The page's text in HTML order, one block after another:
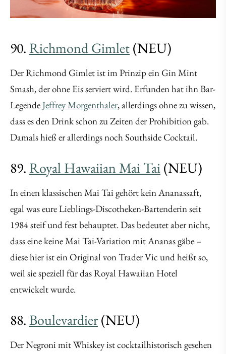
90. Richmond Gimlet(NEU)
Der Richmond Gimlet ist im Prinzip ein Gin Mint
Smash, der ohne Eis serviert wird. Erfunden hat ihn Bar-
LegendeJeffrey Morgenthaler, allerdings ohne zu wissen,
dass es den Drink schon zu Zeiten der Prohibition gab.
Damals hieß er allerdings noch Southside Cocktail.
89. Royal Hawaiian Mai Tai(NEU)
In einen klassischen Mai Tai gehört kein Ananassaft,
egal was eure Lieblings-Discotheken-Bartenderin seit
1984 steif und fest behauptet. Das bedeutet aber nicht,
dass eine keine Mai Tai-Variation mit Ananas gäbe –
diese hier ist ein Original von Trader Vic und heißt so,
weil sie speziell für das Royal Hawaiian Hotel
entwickelt wurde.
88.Boulevardier(NEU)
Der Negroni mit Whiskey ist cocktailhistorisch gesehen